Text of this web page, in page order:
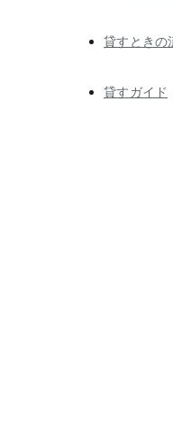
貸すときの
貸すガイド